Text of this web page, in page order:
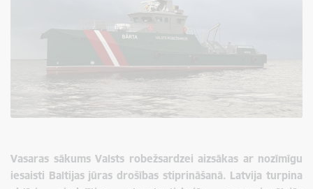
Vasaras sākums Valsts robežsardzei aizsākas ar nozīmīgu
iesaisti Baltijas jūras drošības stiprināšanā. Latvija turpina